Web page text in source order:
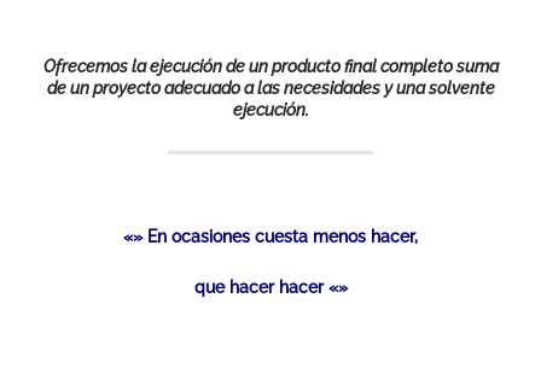
Ofrecemos la ejecución de un producto final completo suma
de un proyecto adecuado a las necesidades y una solvente
ejecución.
«» En ocasiones cuesta menos hacer,
que hacer hacer «»